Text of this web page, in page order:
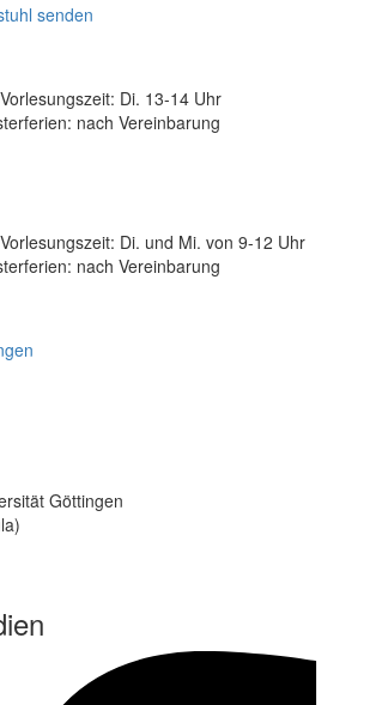
senden
Di. 13-14 Uhr
nach Vereinbarung
Di. und Mi. von 9-12 Uhr
nach Vereinbarung
Göttingen